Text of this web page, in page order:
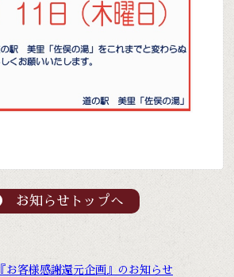
お知らせトップへ
『お客様感謝還元企画』のお知らせ